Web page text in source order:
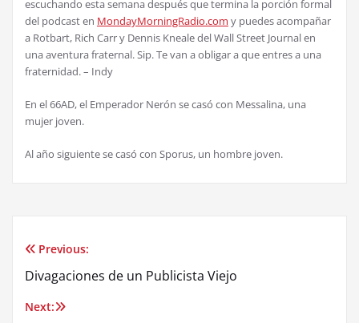
escuchando esta semana después que termina la porción formal
del podcast en MondayMorningRadio.com y puedes acompañar
a Rotbart, Rich Carr y Dennis Kneale del Wall Street Journal en
una aventura fraternal. Sip. Te van a obligar a que entres a una
fraternidad. – Indy
En el 66AD, el Emperador Nerón se casó con Messalina, una
mujer joven.
Al año siguiente se casó con Sporus, un hombre joven.
Post
navigation
Previous:
Divagaciones de un Publicista Viejo
Next: